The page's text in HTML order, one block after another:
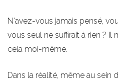
N'avez-vous jamais pensé,
vous seul ne suffirait à rien ?
cela moi-même.
Dans la réalité, même au sein